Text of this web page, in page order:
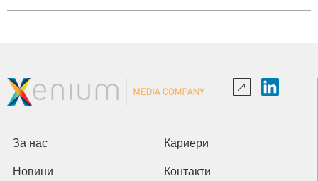
За нас Кариери
Новини Контакти